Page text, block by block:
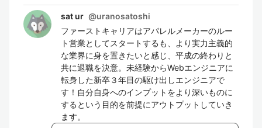
sat ur @uranosatoshi
ファーストキャリアはアパレルメーカーのルー
ト営業としてスタートするも、より実力主義的
な業界に身を置きたいと感じ、平成の終わりと
共に退職を決意。未経験からWebエンジニアに
転身した新卒３年目の駆け出しエンジニアで
す！自分自身へのインプットをより深いものに
するという目的を前提にアウトプットしていき
ます。